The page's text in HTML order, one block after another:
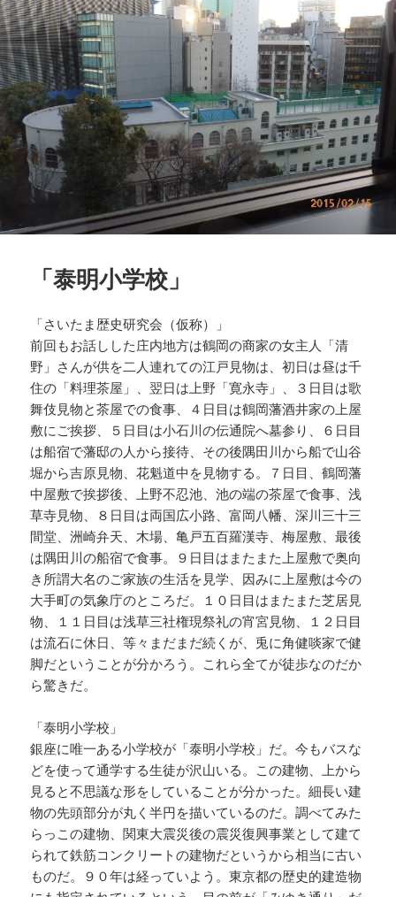
「泰明小学校」
「さいたま歴史研究会（仮称）」
前回もお話しした庄内地方は鶴岡の商家の女主人「清
野」さんが供を二人連れての江戸見物は、初日は昼は千
住の「料理茶屋」、翌日は上野「寛永寺」、３日目は歌
舞伎見物と茶屋での食事、４日目は鶴岡藩酒井家の上屋
敷にご挨拶、５日目は小石川の伝通院へ墓参り、６日目
は船宿で藩邸の人から接待、その後隅田川から船で山谷
堀から吉原見物、花魁道中を見物する。７日目、鶴岡藩
中屋敷で挨拶後、上野不忍池、池の端の茶屋で食事、浅
草寺見物、８日目は両国広小路、富岡八幡、深川三十三
間堂、洲崎弁天、木場、亀戸五百羅漢寺、梅屋敷、最後
は隅田川の船宿で食事。９日目はまたまた上屋敷で奥向
き所謂大名のご家族の生活を見学、因みに上屋敷は今の
大手町の気象庁のところだ。１０日目はまたまた芝居見
物、１１日目は浅草三社権現祭礼の宵宮見物、１２日目
は流石に休日、等々まだまだ続くが、兎に角健啖家で健
脚だということが分かろう。これら全てが徒歩なのだか
ら驚きだ。
「泰明小学校」
銀座に唯一ある小学校が「泰明小学校」だ。今もバスな
どを使って通学する生徒が沢山いる。この建物、上から
見ると不思議な形をしていることが分かった。細長い建
物の先頭部分が丸く半円を描いているのだ。調べてみた
らっこの建物、関東大震災後の震災復興事業として建て
られて鉄筋コンクリートの建物だというから相当に古い
ものだ。９０年は経っていよう。東京都の歴史的建造物